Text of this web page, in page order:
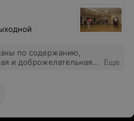
по содержанию,
и доброжелательная
Еще